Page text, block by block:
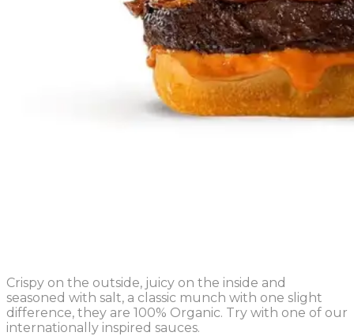
Crispy on the outside, juicy on the inside and
seasoned with salt, a classic munch with one slight
difference, they are 100% Organic. Try with one of our
internationally inspired sauces.